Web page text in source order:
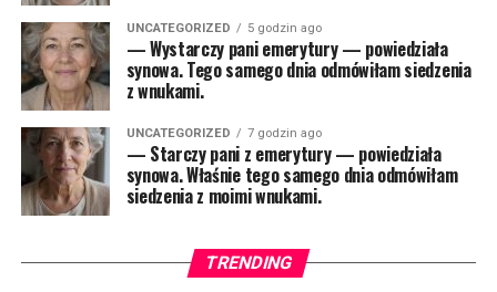
UNCATEGORIZED 5 godzin ago
— Wystarczy pani emerytury — powiedziała
synowa. Tego samego dnia odmówiłam siedzenia
z wnukami.
UNCATEGORIZED 7 godzin ago
— Starczy pani z emerytury — powiedziała
synowa. Właśnie tego samego dnia odmówiłam
siedzenia z moimi wnukami.
TRENDING